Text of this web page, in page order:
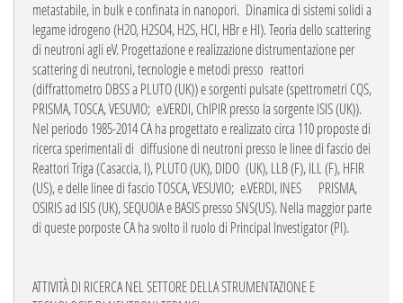
metastabile, in bulk e confinata in nanopori. Dinamica di sistemi solidi a
legame idrogeno (H2O, H2SO4, H2S, HCl, HBr e HI). Teoria dello scattering
di neutroni agli eV. Progettazione e realizzazione distrumentazione per
scattering di neutroni, tecnologie e metodi presso reattori
(diffrattometro DBSS a PLUTO (UK)) e sorgenti pulsate (spettrometri CQS,
PRISMA, TOSCA, VESUVIO; e.VERDI, ChIPIR presso la sorgente ISIS (UK)).
Nel periodo 1985-2014 CA ha progettato e realizzato circa 110 proposte di
ricerca sperimentali di diffusione di neutroni presso le linee di fascio dei
Reattori Triga (Casaccia, I), PLUTO (UK), DIDO (UK), LLB (F), ILL (F), HFIR
(US), e delle linee di fascio TOSCA, VESUVIO; e.VERDI, INES
PRISMA,
OSIRIS ad ISIS (UK), SEQUOIA e BASIS presso SNS(US). Nella maggior parte
di queste porposte CA ha svolto il ruolo di Principal Investigator (PI).
ATTIVITÀ DI RICERCA NEL SETTORE DELLA STRUMENTAZIONE E